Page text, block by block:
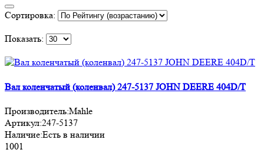
Сортировка:
Показать:
Вал коленчатый (коленвал) 247-5137 JOHN DEERE 404D/T
Производитель:Mahle
Артикул:247-5137
Наличие:Есть в наличии
1001